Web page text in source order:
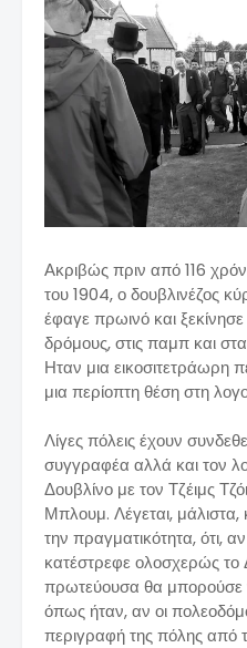
Ακριβώς πριν από 116
του 1904, ο δουβλινέζος
έφαγε πρωινό και
δρόμους, στις παμπ και
Ηταν μια εικοσιτετράωρη
μια περίοπτη θέση στη
Λίγες πόλεις έχουν
συγγραφέα αλλά και τον
Δουβλίνο με τον Τζέιμς
Μπλουμ. Λέγεται,
την πραγματικότητα, ότι,
κατέστρεφε ολοσχερώς το
πρωτεύουσα θα μπορούσε
όπως ήταν, αν οι
περιγραφή της πόλης από